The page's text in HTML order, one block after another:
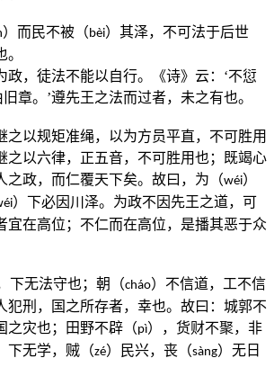
）而民不被（ bèi）其泽，不可法于后世
政，徒法不能以自行。《诗》云：‘不愆
章。’遵先王之法而过者，未之有也。
之以规矩准绳，以为方员平直，不可胜用
之以六律，正五音，不可胜用也；既竭心
之政，而仁覆天下矣。故曰，为（wéi）
éi）下必因川泽。为政不因先王之道，可
宜在高位；不仁而在高位，是播其恶于众
下无法守也；朝（cháo）不信道，工不信
犯刑，国之所存者，幸也。故曰：城郭不
之灾也；田野不辟（pì），货财不聚，非
下无学，贼（zé）民兴，丧（sàng）无日